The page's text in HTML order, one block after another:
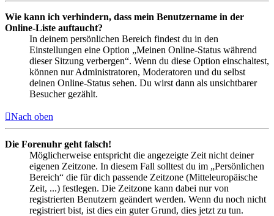
Wie kann ich verhindern, dass mein Benutzername in der
Online-Liste auftaucht?
In deinem persönlichen Bereich findest du in den
Einstellungen eine Option „Meinen Online-Status während
dieser Sitzung verbergen“. Wenn du diese Option einschaltest,
können nur Administratoren, Moderatoren und du selbst
deinen Online-Status sehen. Du wirst dann als unsichtbarer
Besucher gezählt.
Nach oben
Die Forenuhr geht falsch!
Möglicherweise entspricht die angezeigte Zeit nicht deiner
eigenen Zeitzone. In diesem Fall solltest du im „Persönlichen
Bereich“ die für dich passende Zeitzone (Mitteleuropäische
Zeit, ...) festlegen. Die Zeitzone kann dabei nur von
registrierten Benutzern geändert werden. Wenn du noch nicht
registriert bist, ist dies ein guter Grund, dies jetzt zu tun.